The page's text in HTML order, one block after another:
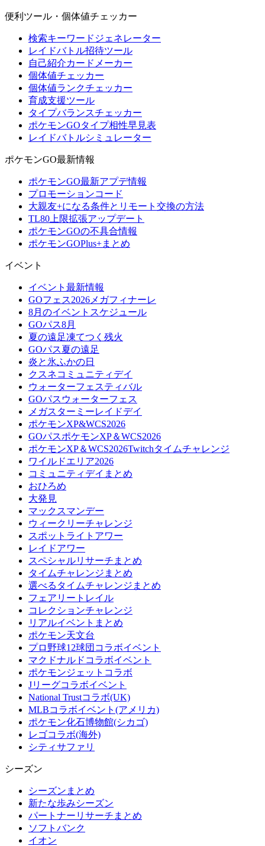
便利ツール・個体値チェッカー
検索キーワードジェネレーター
レイドバトル招待ツール
自己紹介カードメーカー
個体値チェッカー
個体値ランクチェッカー
育成支援ツール
タイプバランスチェッカー
ポケモンGOタイプ相性早見表
レイドバトルシミュレーター
ポケモンGO最新情報
ポケモンGO最新アプデ情報
プロモーションコード
大親友+になる条件とリモート交換の方法
TL80上限拡張アップデート
ポケモンGOの不具合情報
ポケモンGOPlus+まとめ
イベント
イベント最新情報
GOフェス2026メガフィナーレ
8月のイベントスケジュール
GOパス8月
夏の遠足凍てつく残火
GOパス夏の遠足
炎と氷ふかの日
クスネコミュニティデイ
ウォーターフェスティバル
GOパスウォーターフェス
メガスターミーレイドデイ
ポケモンXP&WCS2026
GOパスポケモンXP＆WCS2026
ポケモンXP＆WCS2026Twitchタイムチャレンジ
ワイルドエリア2026
コミュニティデイまとめ
おひろめ
大発見
マックスマンデー
ウィークリーチャレンジ
スポットライトアワー
レイドアワー
スペシャルリサーチまとめ
タイムチャレンジまとめ
選べるタイムチャレンジまとめ
フェアリートレイル
コレクションチャレンジ
リアルイベントまとめ
ポケモン天文台
プロ野球12球団コラボイベント
マクドナルドコラボイベント
ポケモンジェットコラボ
Jリーグコラボイベント
National Trustコラボ(UK)
MLBコラボイベント(アメリカ)
ポケモン化石博物館(シカゴ)
レゴコラボ(海外)
シティサファリ
シーズン
シーズンまとめ
新たな歩みシーズン
パートナーリサーチまとめ
ソフトバンク
イオン